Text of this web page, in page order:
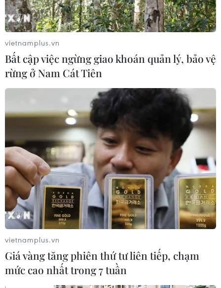
vietnamplus.vn
Bất cập việc ngừng giao khoán quản lý, bảo vệ
rừng ở Nam Cát Tiên
vietnamplus.vn
Giá vàng tăng phiên thứ tư liên tiếp, chạm
mức cao nhất trong 7 tuần